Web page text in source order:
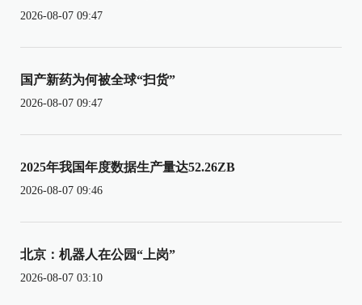
2026-08-07 09:47
国产新药为何被全球“扫货”
2026-08-07 09:47
2025年我国年度数据生产量达52.26ZB
2026-08-07 09:46
北京：机器人在公园“上岗”
2026-08-07 03:10